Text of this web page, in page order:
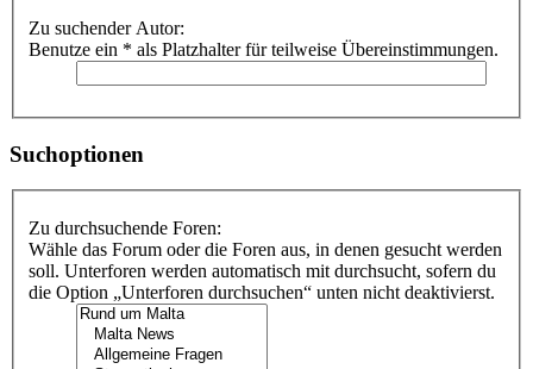
Zu suchender Autor:
Benutze ein * als Platzhalter für teilweise Übereinstimmungen.
Suchoptionen
Zu durchsuchende Foren:
Wähle das Forum oder die Foren aus, in denen gesucht werden
soll. Unterforen werden automatisch mit durchsucht, sofern du
die Option „Unterforen durchsuchen“ unten nicht deaktivierst.